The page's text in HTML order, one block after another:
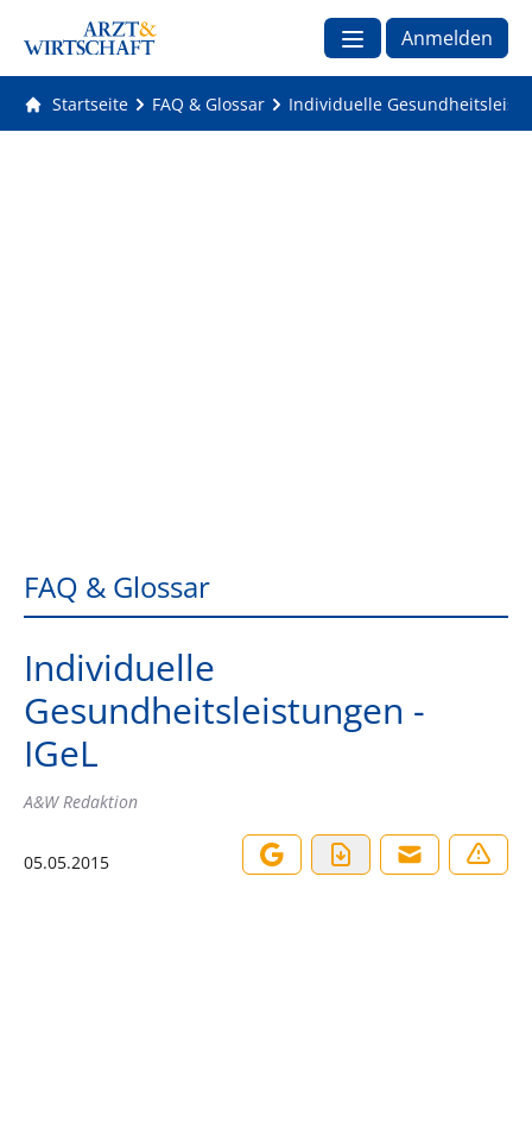
Anmelden
Startseite FAQ & Glossar Individuelle
FAQ & Glossar
Individuelle
Gesundheitsleistungen -
IGeL
A&W Redaktion
05.05.2015